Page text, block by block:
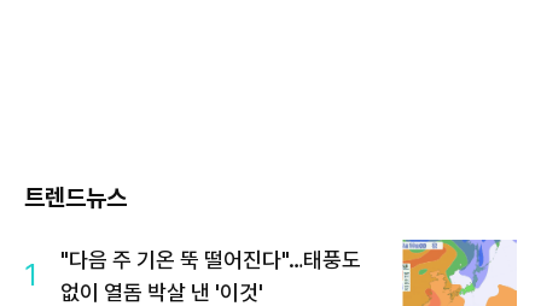
트렌드뉴스
1
"다음 주 기온 뚝 떨어진다"…태풍도
없이 열돔 박살 낸 '이것'